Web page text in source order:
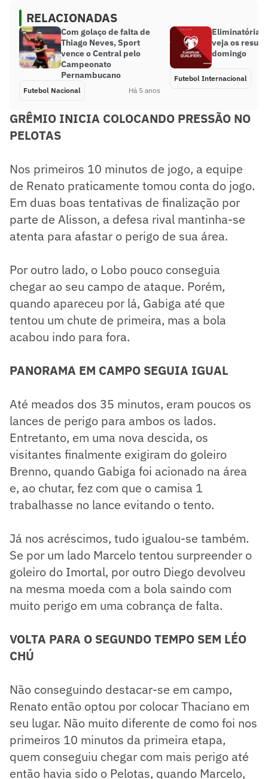
RELACIONADAS
Com golaço de falta de
Thiago Neves, Sport
vence o Central pelo
Campeonato
Pernambucano
Futebol Nacional Há 5 anos
Eliminatórias
veja os
domingo
Futebol Internacional
GRÊMIO INICIA COLOCANDO PRESSÃO NO
PELOTAS
Nos primeiros 10 minutos de jogo, a equipe
de Renato praticamente tomou conta do jogo.
Em duas boas tentativas de finalização por
parte de Alisson, a defesa rival mantinha-se
atenta para afastar o perigo de sua área.
Por outro lado, o Lobo pouco conseguia
chegar ao seu campo de ataque. Porém,
quando apareceu por lá, Gabiga até que
tentou um chute de primeira, mas a bola
acabou indo para fora.
PANORAMA EM CAMPO SEGUIA IGUAL
Até meados dos 35 minutos, eram poucos os
lances de perigo para ambos os lados.
Entretanto, em uma nova descida, os
visitantes finalmente exigiram do goleiro
Brenno, quando Gabiga foi acionado na área
e, ao chutar, fez com que o camisa 1
trabalhasse no lance evitando o tento.
Já nos acréscimos, tudo igualou-se também.
Se por um lado Marcelo tentou surpreender o
goleiro do Imortal, por outro Diego devolveu
na mesma moeda com a bola saindo com
muito perigo em uma cobrança de falta.
VOLTA PARA O SEGUNDO TEMPO SEM LÉO
CHÚ
Não conseguindo destacar-se em campo,
Renato então optou por colocar Thaciano em
seu lugar. Não muito diferente de como foi nos
primeiros 10 minutos da primeira etapa,
quem conseguiu chegar com mais perigo até
então havia sido o Pelotas, quando Marcelo,